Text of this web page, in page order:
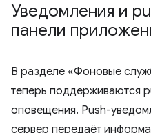
Уведомления и
панели
В разделе «Фоновые
теперь поддерживаются
оповещения. Push-
сервер передаёт